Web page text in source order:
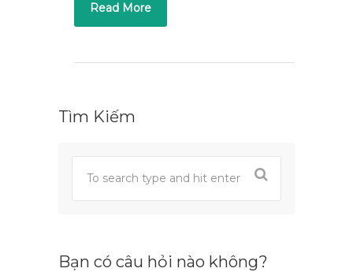
Read More
Tìm Kiếm
Bạn có câu hỏi nào không?